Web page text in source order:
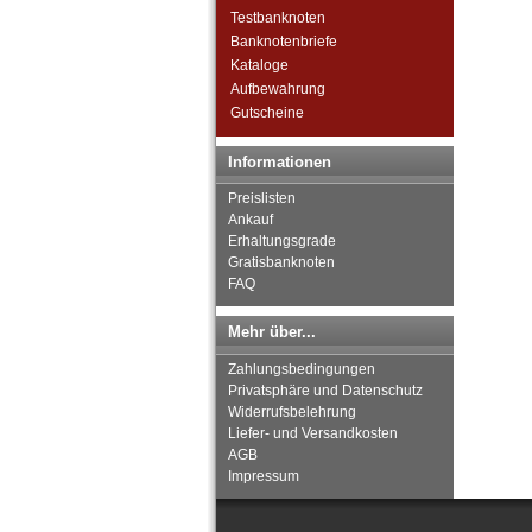
Neu-Astenberg
Neubrandenburg
Neuenahr, Bad
Neugraben-Hausbruch
Neuhaus (Mecklenburg-
Schwerin)
Neuhaus /Westfalen
Neuhaus a. Oste
Neuhaus am Rennweg
Neuhaus an der Elbe
Neukalen
Neukloster
Neumühlen-Dietrichsdorf
Neumünster
Neundorf
Neunhofen
Neunkirchen-Saar
Neuötting
Testbanknoten
Banknotenbriefe
Kataloge
Aufbewahrung
Gutscheine
Informationen
Preislisten
Ankauf
Erhaltungsgrade
Gratisbanknoten
FAQ
Mehr über...
Zahlungsbedingungen
Privatsphäre und Datenschutz
Widerrufsbelehrung
Liefer- und Versandkosten
AGB
Impressum